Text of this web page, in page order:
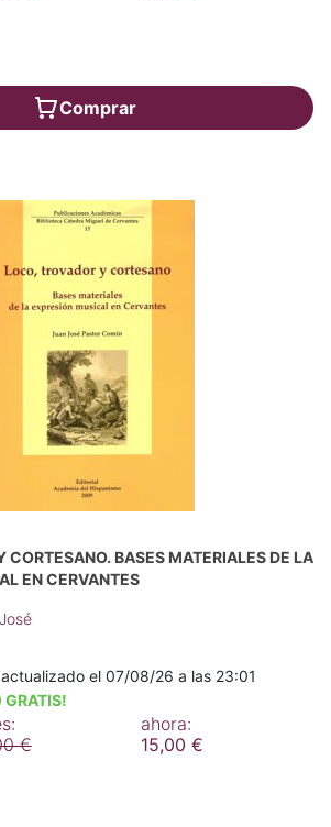
Comprar
CORTESANO. BASES MATERIALES DE LA
EN CERVANTES
el 07/08/26 a las 23:01
GRATIS!
€
ahora:
15,00 €